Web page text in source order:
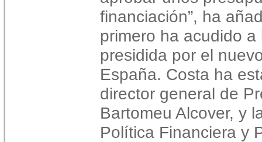
financiación”, ha
primero ha acudido
presidida por el
España. Costa ha
director general de
Bartomeu Alcover, y
Política Financiera y